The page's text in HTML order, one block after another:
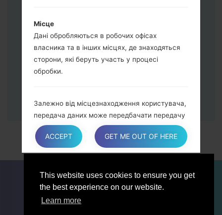
This website uses cookies to ensure you get
the best experience on our website.
Learn more
програма Odin повина виявити Ваш
девайс та "COM port number" з'явиться
на екрані.
Вказуйте лише "F.Reset" час та "Auto-
Reboot".
В кінці натисніть кнопку "Start". Ваш
відєднається від ПК.
ПРИВАТНІСТЬ
Місце
Дані обробляються в робочих офісах
власника та в інших місцях, де знаходяться
сторони, які беруть участь у процесі
обробки.
Залежно від місцезнаходження користувача,
передача даних може передбачати передачу
даних користувача в країну, відмінну від його
власної. Щоб дізнатися більше про місце
відомості про обробку персональних даних.
Користувачі також мають право дізнатися
ACCEPT GET ME OUT OF HERE